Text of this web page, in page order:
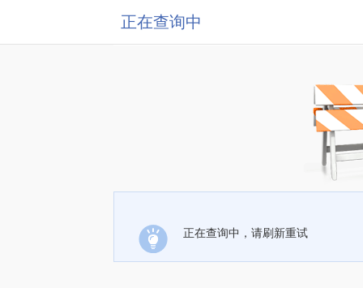
正在查询中
正在查询中，请刷新重试